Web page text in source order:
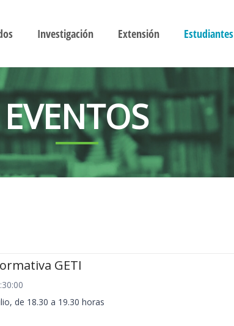
Investigación Extensión Estudiantes
EVENTOS
GETI
de 18.30 a 19.30 horas